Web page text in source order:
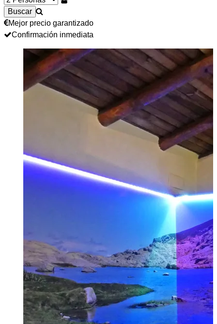
Mejor precio garantizado
Confirmación inmediata